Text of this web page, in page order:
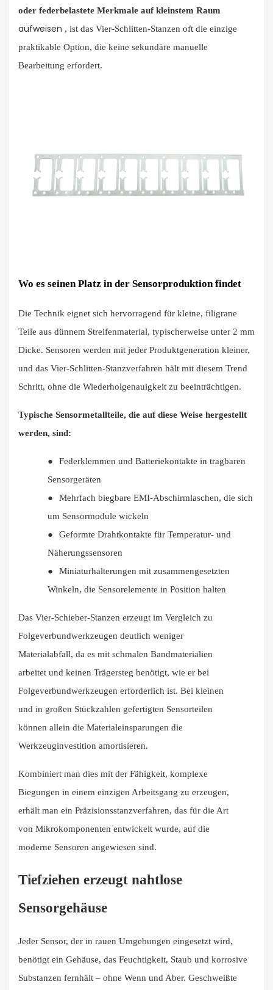
oder federbelastete Merkmale auf kleinstem Raum
aufweisen , ist das Vier-Schlitten-Stanzen oft die einzige
praktikable Option, die keine sekundäre manuelle
Bearbeitung erfordert.
Wo es seinen Platz in der Sensorproduktion findet
Die Technik eignet sich hervorragend für kleine, filigrane
Teile aus dünnem Streifenmaterial, typischerweise unter 2 mm
Dicke. Sensoren werden mit jeder Produktgeneration kleiner,
und das Vier-Schlitten-Stanzverfahren hält mit diesem Trend
Schritt, ohne die Wiederholgenauigkeit zu beeinträchtigen.
Typische Sensormetallteile, die auf diese Weise hergestellt
werden, sind:
●
Federklemmen und Batteriekontakte in tragbaren
Sensorgeräten
●
Mehrfach biegbare EMI-Abschirmlaschen, die sich
um Sensormodule wickeln
●
Geformte Drahtkontakte für Temperatur- und
Näherungssensoren
●
Miniaturhalterungen mit zusammengesetzten
Winkeln, die Sensorelemente in Position halten
Das Vier-Schieber-Stanzen erzeugt im Vergleich zu
Folgeverbundwerkzeugen deutlich weniger
Materialabfall, da es mit schmalen Bandmaterialien
arbeitet und keinen Trägersteg benötigt, wie er bei
Folgeverbundwerkzeugen erforderlich ist. Bei kleinen
und in großen Stückzahlen gefertigten Sensorteilen
können allein die Materialeinsparungen die
Werkzeuginvestition amortisieren.
Kombiniert man dies mit der Fähigkeit, komplexe
Biegungen in einem einzigen Arbeitsgang zu erzeugen,
erhält man ein Präzisionsstanzverfahren, das für die Art
von Mikrokomponenten entwickelt wurde, auf die
moderne Sensoren angewiesen sind.
Tiefziehen erzeugt nahtlose
Sensorgehäuse
Jeder Sensor, der in rauen Umgebungen eingesetzt wird,
benötigt ein Gehäuse, das Feuchtigkeit, Staub und korrosive
Substanzen fernhält – ohne Wenn und Aber. Geschweißte